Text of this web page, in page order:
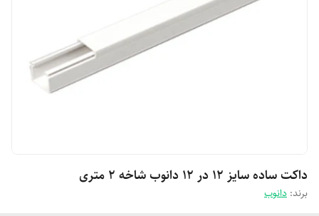
داکت ساده سایز 12 در 12 دانوب شاخه 2 متری
برند: دانوب